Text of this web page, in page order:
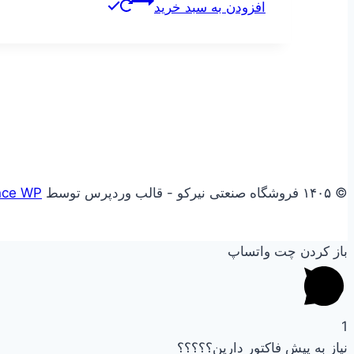
افزودن به سبد خرید
© ۱۴۰۵ فروشگاه صنعتی نیرکو - قالب وردپرس توسط WP
باز کردن چت واتساپ
1
نیاز به پیش فاکتور دارین؟؟؟؟؟